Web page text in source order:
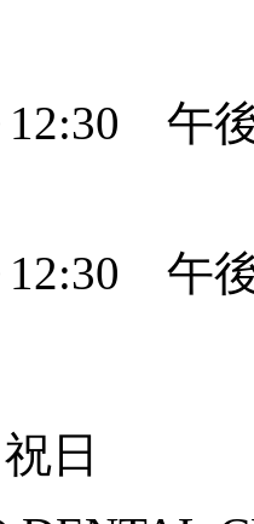
12:30 午
12:30 午
日